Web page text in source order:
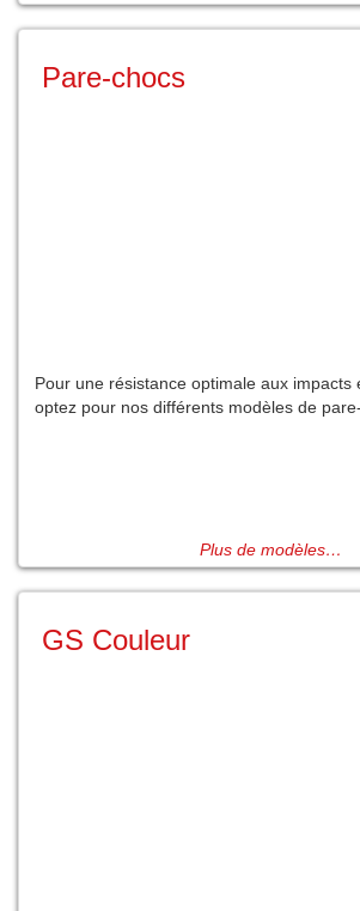
Pare-chocs
Pour une résistance optimale aux impacts
optez pour nos différents modèles de
Plus de modèles…
GS Couleur